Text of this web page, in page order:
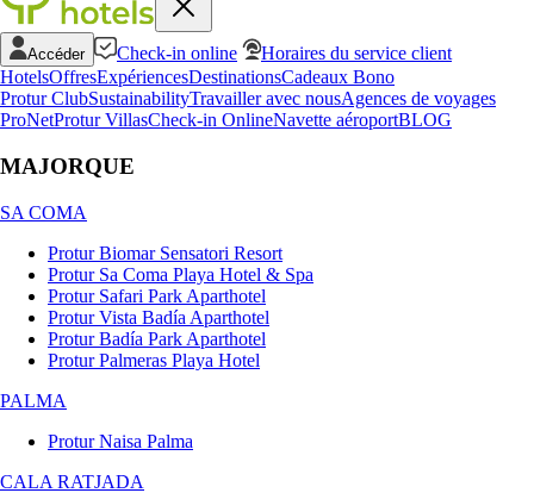
Accéder Check-in online
Horaires du service client
HotelsOffresExpériencesDestinationsCadeaux Bono
Protur ClubSustainabilityTravailler avec nousAgences de voyages
ProNetProtur VillasCheck-in OnlineNavette aéroportBLOG
MAJORQUE
SA COMA
Protur Biomar Sensatori Resort
Protur Sa Coma Playa Hotel & Spa
Protur Safari Park Aparthotel
Protur Vista Badía Aparthotel
Protur Badía Park Aparthotel
Protur Palmeras Playa Hotel
PALMA
Protur Naisa Palma
CALA RATJADA